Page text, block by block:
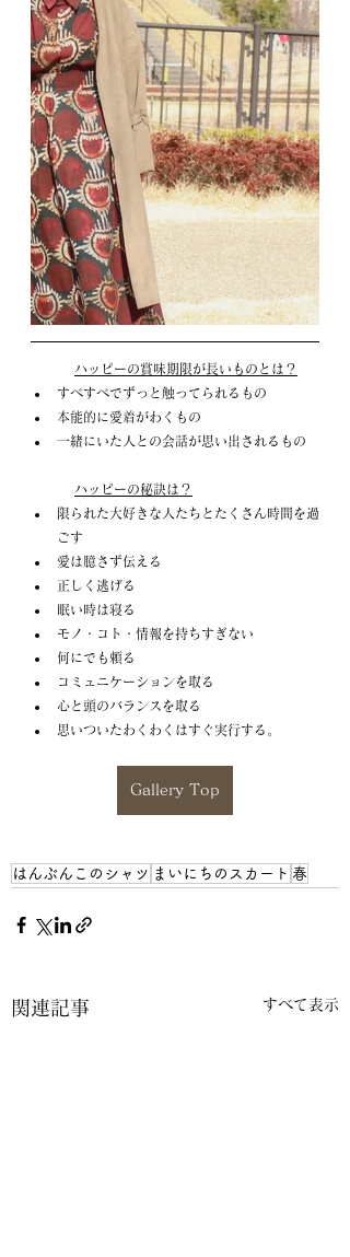
ハッピーの賞味期限が長いものとは？
すべすべでずっと触ってられるもの
本能的に愛着がわくもの
一緒にいた人との会話が思い出されるもの
ハッピーの秘訣は？
限られた大好きな人たちとたくさん時間を過
ごす
愛は臆さず伝える
正しく逃げる
眠い時は寝る
モノ・コト・情報を持ちすぎない
何にでも頼る
コミュニケーションを取る
心と頭のバランスを取る
思いついたわくわくはすぐ実行する。
Gallery Top
はんぶんこのシャツ まいにちのスカート 春
関連記事 すべて表示